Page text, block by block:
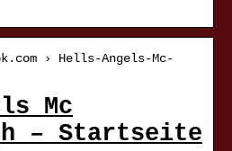
› Hells-Angels-Mc-
Mc
– Startseite